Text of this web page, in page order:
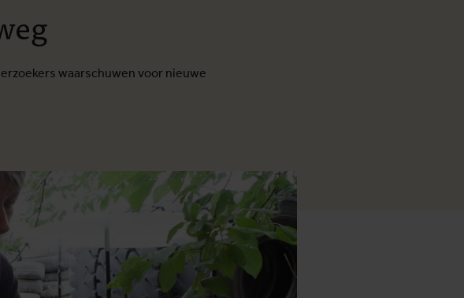
waarschuwen voor nieuwe